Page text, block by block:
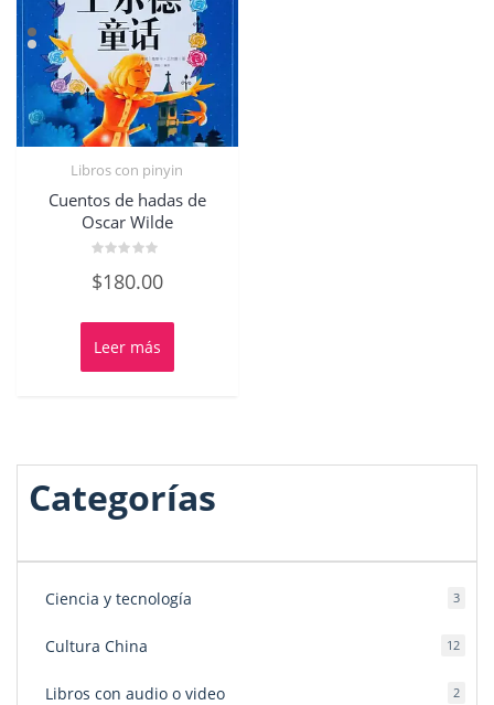
Libros con pinyin
Cuentos de hadas de
Oscar Wilde
con
0
5
$180.00
Leer más
Categorías
Ciencia y tecnología 33
Cultura China 1212
Libros con audio o video 22